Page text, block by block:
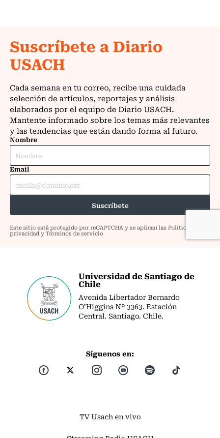
Universidad de Santiago de
Chile
Avenida Libertador Bernardo
O’Higgins Nº 3363. Estación
Central. Santiago. Chile.
Síguenos en:
TV Usach en vivo